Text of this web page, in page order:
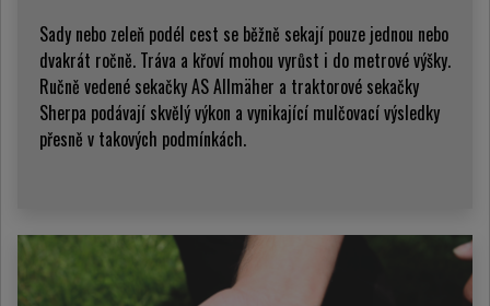
Sady nebo zeleň podél cest se běžně sekají pouze jednou nebo
dvakrát ročně. Tráva a křoví mohou vyrůst i do metrové výšky.
Ručně vedené sekačky AS Allmäher a traktorové sekačky
Sherpa podávají skvělý výkon a vynikající mulčovací výsledky
přesně v takových podmínkách.